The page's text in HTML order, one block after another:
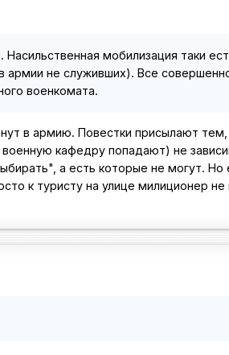
Насильственная мобилизация таки
армии не служивших). Все
военкомата.
в армию. Повестки присылают
кафедру попадают) не
а есть которые не могут. Но
к туристу на улице милиционер